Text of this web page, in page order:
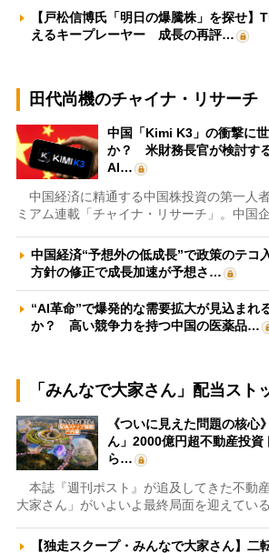
【戸松信博氏「明日の爆騰株」を探せ】
えるキープレーヤー 成長の再評…
田代尚機のチャイナ・リサーチ
中国「Kimi K3」の衝撃に
か？ 米財務長官が検討す
AI…
中国経済に精通する中国株投資の第一人
ミアム連載「チャイナ・リサーチ」。中国
中国経済“予想外の低成長”で政策のテ
方針の修正で成長加速が予想さ…
“AI革命”で爆発的な需要拡大が見込まれ
か？ 高い競争力を持つ中国の医薬品…
「みんなで大家さん」配当スト
《ついに見えた問題の核心
ん」2000億円超不動産投資
ら…
本誌『週刊ポスト』が追及してきた不動
大家さん」がいよいよ最終局面を迎えてい
【独走スクープ・みんなで大家さん】二